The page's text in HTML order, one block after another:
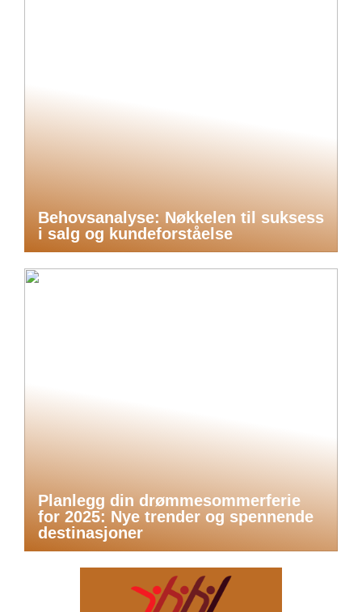
Behovsanalyse: Nøkkelen til suksess
i salg og kundeforståelse
Planlegg din drømmesommerferie
for 2025: Nye trender og spennende
destinasjoner